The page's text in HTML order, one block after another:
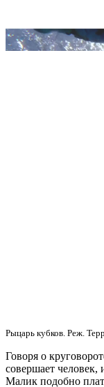
Рыцарь кубков. Реж.
Говоря о
совершает человек,
Малик подобно